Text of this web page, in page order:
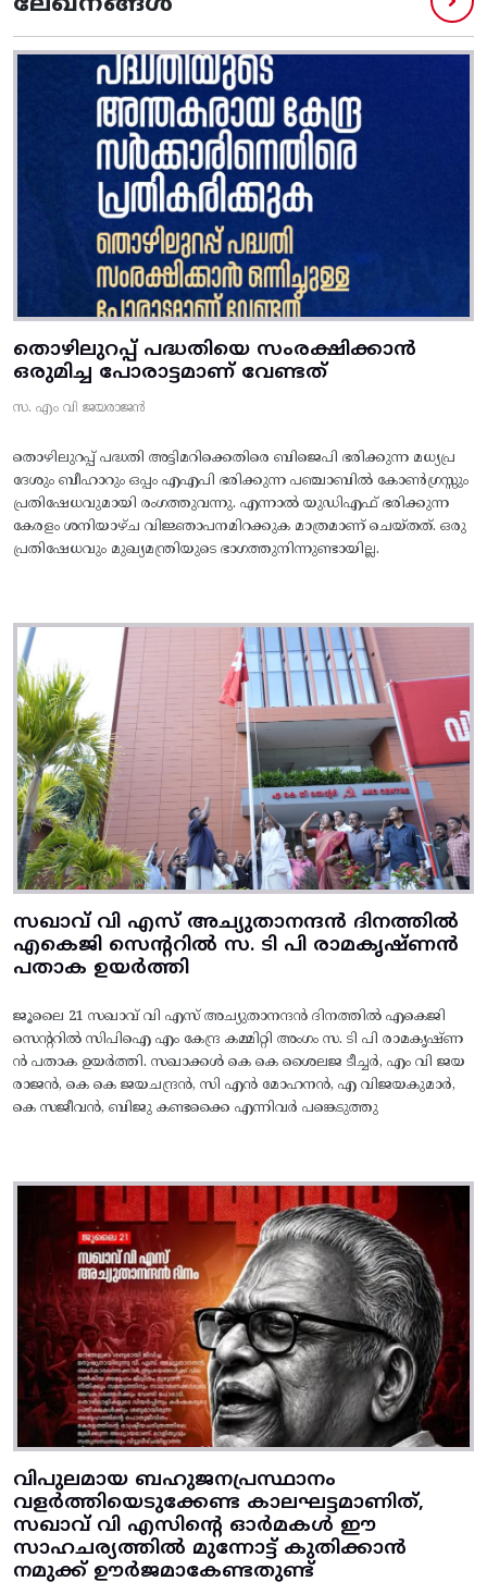
തൊഴിലുറപ്പ് പദ്ധതിയെ സംരക്ഷിക്കാൻ
ഒരുമിച്ച പോരാട്ടമാണ് വേണ്ടത്
സ. എം വി ജയരാജൻ
തൊഴിലുറപ്പ് പദ്ധതി അട്ടിമറിക്കെതിരെ ബിജെപി ഭരിക്കുന്ന മധ്യപ്ര
ദേശും ബീഹാറും ഒപ്പം എഎപി ഭരിക്കുന്ന പഞ്ചാബിൽ കോൺഗ്രസ്സും
പ്രതിഷേധവുമായി രംഗത്തുവന്നു. എന്നാൽ യുഡിഎഫ് ഭരിക്കുന്ന
കേരളം ശനിയാഴ്ച വിജ്ഞാപനമിറക്കുക മാത്രമാണ് ചെയ്തത്. ഒരു
പ്രതിഷേധവും മുഖ്യമന്ത്രിയുടെ ഭാഗത്തുനിന്നുണ്ടായില്ല.
സഖാവ് വി എസ് അച്യുതാനന്ദൻ ദിനത്തിൽ
എകെജി സെന്ററിൽ സ. ടി പി രാമകൃഷ്‌ണൻ
പതാക ഉയർത്തി
ജൂലൈ 21 സഖാവ് വി എസ് അച്യുതാനന്ദൻ ദിനത്തിൽ എകെജി
സെന്ററിൽ സിപിഐ എം കേന്ദ്ര കമ്മിറ്റി അംഗം സ. ടി പി രാമകൃഷ്‌ണ
ൻ പതാക ഉയർത്തി. സഖാക്കൾ കെ കെ ശൈലജ ടീച്ചർ, എം വി ജയ
രാജൻ, കെ കെ ജയചന്ദ്രൻ, സി എൻ മോഹനൻ, എ വിജയകുമാർ,
കെ സജീവൻ, ബിജു കണ്ടക്കൈ എന്നിവർ പങ്കെടുത്തു
വിപുലമായ ബഹുജനപ്രസ്ഥാനം
വളർത്തിയെടുക്കേണ്ട കാലഘട്ടമാണിത്,
സഖാവ് വി എസിന്റെ ഓർമകൾ ഈ
സാഹചര്യത്തിൽ മുന്നോട്ട്‌ കുതിക്കാൻ
നമുക്ക് ഊർജമാകേണ്ടതുണ്ട്